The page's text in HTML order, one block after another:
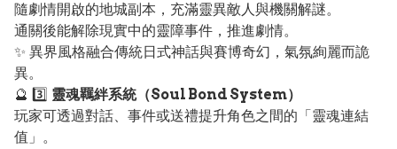
隨劇情開啟的地城副本，充滿靈異敵人與機關解謎。
通關後能解除現實中的靈障事件，推進劇情。
✨ 異界風格融合傳統日式神話與賽博奇幻，氣氛絢麗而詭
異。
🔮 3️⃣ 靈魂羈絆系統（Soul Bond System）
玩家可透過對話、事件或送禮提升角色之間的「靈魂連結
值」。